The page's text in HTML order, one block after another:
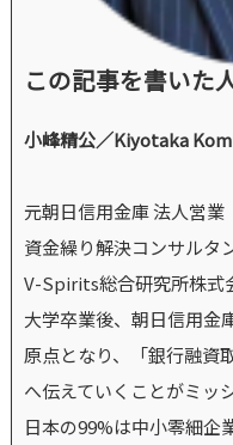
この記事を書いた
小峰精公／Kiyotaka
元朝日信用金庫 法人営業
資金繰り解決コンサルタ
V-Spirits総合研究所株式
大学卒業後、朝日信用金
原点となり、「銀行融資
へ伝えていくことがミッ
日本の99%は中小零細企